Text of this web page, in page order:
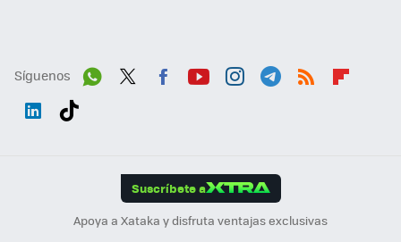
Síguenos
Suscríbete a
Apoya a Xataka y disfruta ventajas exclusivas